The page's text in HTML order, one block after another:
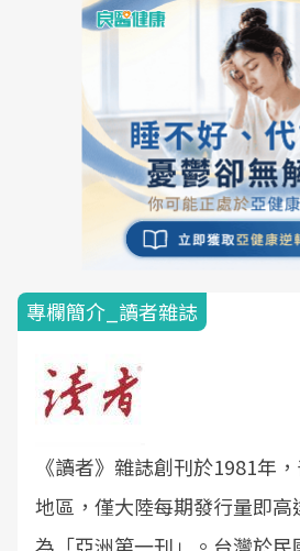
專欄簡介_讀者雜誌
《讀者》雜誌創刊於1981年
地區，僅大陸每期發行量即